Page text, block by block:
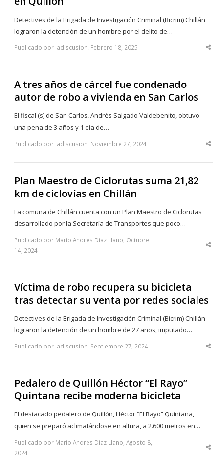
Detectives de la Brigada de Investigación Criminal (Bicrim) Chillán
lograron la detención de un hombre por el delito de…
Publicado por ladiscusion, Febrero 18, 2025
A tres años de cárcel fue condenado
autor de robo a vivienda en San Carlos
El fiscal (s) de San Carlos, Andrés Salgado Valdebenito, obtuvo
una pena de 3 años y 1 día de…
Publicado por ladiscusion, Noviembre 27, 2024
Plan Maestro de Ciclorutas suma 21,82
km de ciclovías en Chillán
La comuna de Chillán cuenta con un Plan Maestro de Ciclorutas
desarrollado por la Secretaría de Transportes que poco…
Publicado por Mario Andrés Diaz Llano, Octubre
14, 2024
Víctima de robo recupera su bicicleta
tras detectar su venta por redes sociales
Detectives de la Brigada de Investigación Criminal (Bicrim) Chillán
lograron la detención de un hombre de 27 años, imputado…
Publicado por ladiscusion, Septiembre 27, 2024
Pedalero de Quillón Héctor “El Rayo”
Quintana recibe moderna bicicleta
El destacado pedalero de Quillón, Héctor “El Rayo” Quintana,
quien se preparó aclimatándose en altura, a 2.600 metros en…
Publicado por Mario Andrés Diaz Llano, Agosto 8,
2024